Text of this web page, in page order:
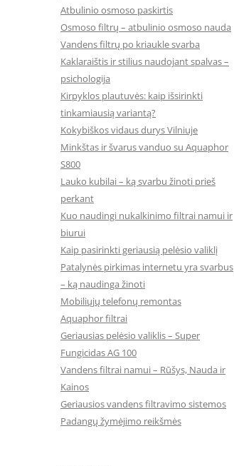
Atbulinio osmoso paskirtis
Osmoso filtrų – atbulinio osmoso nauda
Vandens filtrų po kriaukle svarba
Kaklaraištis ir stilius naudojant spalvas –
psichologija
Kirpyklos plautuvės: kaip išsirinkti
tinkamiausią variantą?
Kokybiškos vidaus durys Vilniuje
Minkštas ir švarus vanduo su Aquaphor
S800
Lauko kubilai – ką svarbu žinoti prieš
perkant
Kuo naudingi nukalkinimo filtrai namui ir
biurui
Kaip pasirinkti geriausią pelėsio valiklį
Patalynės pirkimas internetu yra svarbus
– ką naudinga žinoti
Mobiliųjų telefonų remontas
Aquaphor filtrai
Geriausias pelėsio valiklis – Super
Fungicidas AG 100
Vandens filtrai namui – Rūšys, Nauda ir
Kainos
Geriausios vandens filtravimo sistemos
Padangų žymėjimo reikšmės